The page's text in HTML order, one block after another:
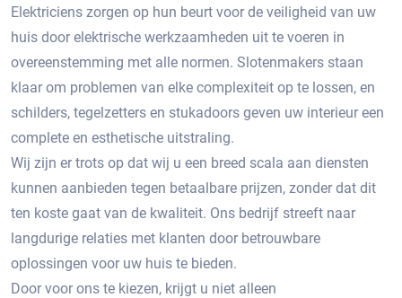
Elektriciens zorgen op hun beurt voor de veiligheid van uw
huis door elektrische werkzaamheden uit te voeren in
overeenstemming met alle normen. Slotenmakers staan ​​
klaar om problemen van elke complexiteit op te lossen, en
schilders, tegelzetters en stukadoors geven uw interieur een
complete en esthetische uitstraling.
Wij zijn er trots op dat wij u een breed scala aan diensten
kunnen aanbieden tegen betaalbare prijzen, zonder dat dit
ten koste gaat van de kwaliteit. Ons bedrijf streeft naar
langdurige relaties met klanten door betrouwbare
oplossingen voor uw huis te bieden.
Door voor ons te kiezen, krijgt u niet alleen